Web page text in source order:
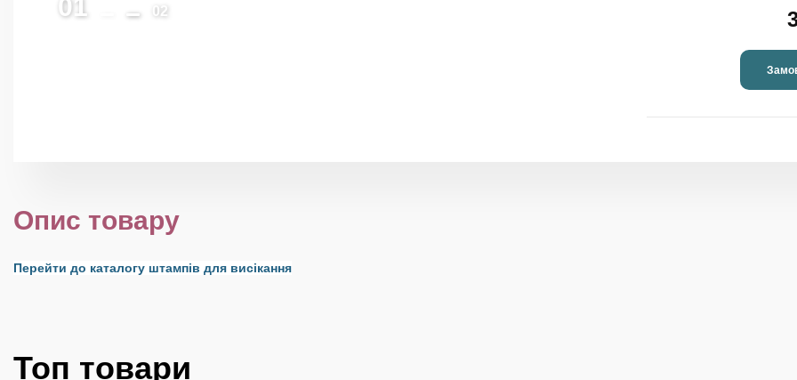
Опис товару
Перейти до каталогу штампів для висікання
Топ товари